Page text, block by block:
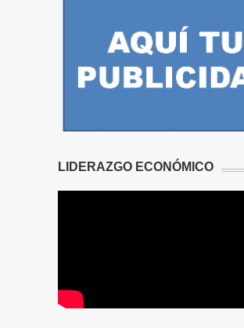
LIDERAZGO ECONÓMICO